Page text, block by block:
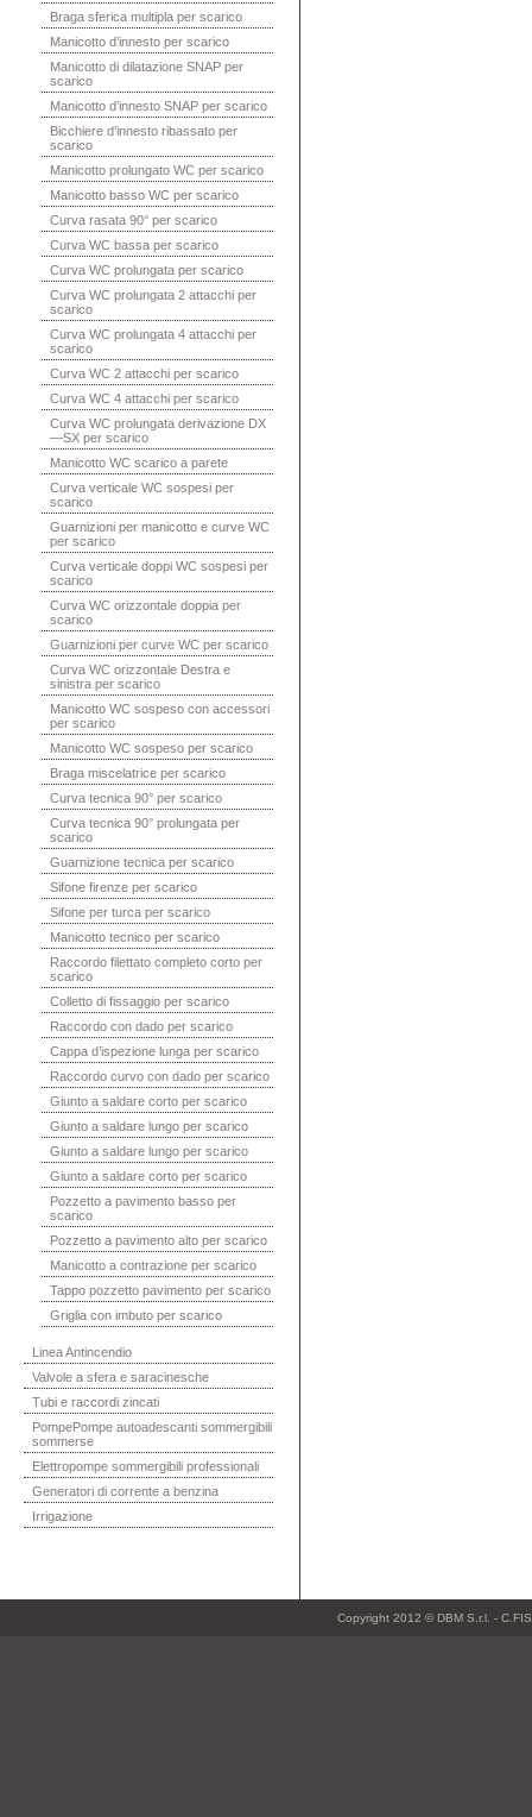
Braga sferica multipla per scarico
Manicotto d’innesto per scarico
Manicotto di dilatazione SNAP per
scarico
Manicotto d’innesto SNAP per scarico
Bicchiere d’innesto ribassato per
scarico
Manicotto prolungato WC per scarico
Manicotto basso WC per scarico
Curva rasata 90° per scarico
Curva WC bassa per scarico
Curva WC prolungata per scarico
Curva WC prolungata 2 attacchi per
scarico
Curva WC prolungata 4 attacchi per
scarico
Curva WC 2 attacchi per scarico
Curva WC 4 attacchi per scarico
Curva WC prolungata derivazione DX
—SX per scarico
Manicotto WC scarico a parete
Curva verticale WC sospesi per
scarico
Guarnizioni per manicotto e curve WC
per scarico
Curva verticale doppi WC sospesi per
scarico
Curva WC orizzontale doppia per
scarico
Guarnizioni per curve WC per scarico
Curva WC orizzontale Destra e
sinistra per scarico
Manicotto WC sospeso con accessori
per scarico
Manicotto WC sospeso per scarico
Braga miscelatrice per scarico
Curva tecnica 90° per scarico
Curva tecnica 90° prolungata per
scarico
Guarnizione tecnica per scarico
Sifone firenze per scarico
Sifone per turca per scarico
Manicotto tecnico per scarico
Raccordo filettato completo corto per
scarico
Colletto di fissaggio per scarico
Raccordo con dado per scarico
Cappa d’ispezione lunga per scarico
Raccordo curvo con dado per scarico
Giunto a saldare corto per scarico
Giunto a saldare lungo per scarico
Giunto a saldare lungo per scarico
Giunto a saldare corto per scarico
Pozzetto a pavimento basso per
scarico
Pozzetto a pavimento alto per scarico
Manicotto a contrazione per scarico
Tappo pozzetto pavimento per scarico
Griglia con imbuto per scarico
Linea Antincendio
Valvole a sfera e saracinesche
Tubi e raccordi zincati
PompePompe autoadescanti sommergibili
sommerse
Elettropompe sommergibili professionali
Generatori di corrente a benzina
Irrigazione
Copyright 2012 © DBM S.r.l. -